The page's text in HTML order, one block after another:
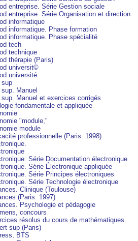
entreprise. Série Gestion sociale
entreprise. Série Organisation et direction
informatique
informatique. Phase formation
informatique. Phase spécialité
tech
technique
thérapie (Paris)
universit©
université
sup
sup. Manuel
sup. Manuel et exercices corrigés
fondamentale et appliquée
"module,"
module
professionnelle (Paris. 1998)
Série Documentation électronique
Série Électronique appliquée
Série Principes électroniques
Série Technologie électronique
Clinique (Toulouse)
(Paris. 1997)
Psychologie et pédagogie
concours
résolus du cours de mathématiques.
sup (Paris)
BTS